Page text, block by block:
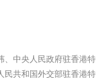
、中央人民政府驻香港特
民共和国外交部驻香港特